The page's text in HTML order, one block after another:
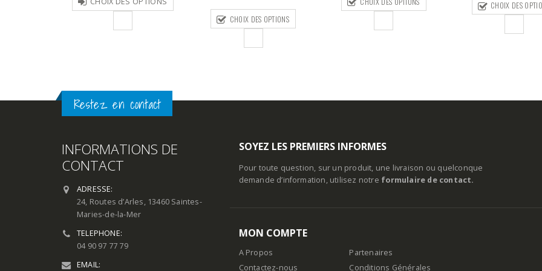
350,00€
625,00€
CHOIX DES OPTIONS
Restez en contact
INFORMATIONS DE
CONTACT
ADRESSE:
24, Routes d’Arles, 13460 Saintes-
Maries-de-la-Mer
TELEPHONE:
04 90 97 77 79
EMAIL:
SOYEZ LES PREMIERS INFORMES
Pour toute question, sur un produit, une livraison ou quelconque
demande d’information, utilisez notre formulaire de contact.
MON COMPTE
A Propos
Contactez-nous
Partenaires
Conditions Générales